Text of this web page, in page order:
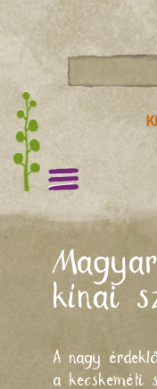
kínai
A nagy
a kecskeméti